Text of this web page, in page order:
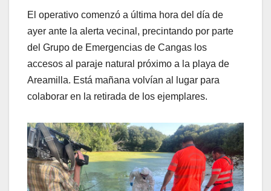
El operativo comenzó a última hora del día de
ayer ante la alerta vecinal, precintando por parte
del Grupo de Emergencias de Cangas los
accesos al paraje natural próximo a la playa de
Areamilla. Está mañana volvían al lugar para
colaborar en la retirada de los ejemplares.